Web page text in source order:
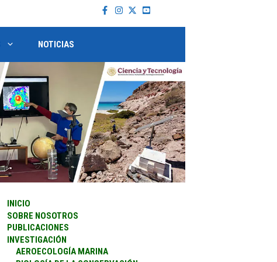
NOTICIAS
INICIO
SOBRE NOSOTROS
PUBLICACIONES
INVESTIGACIÓN
AEROECOLOGÍA MARINA